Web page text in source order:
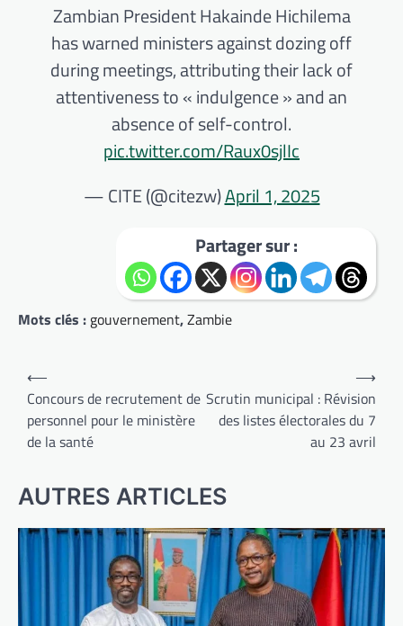
Zambian President Hakainde Hichilema
has warned ministers against dozing off
during meetings, attributing their lack of
attentiveness to « indulgence » and an
absence of self-control.
pic.twitter.com/Raux0sjlIc
— CITE (@citezw)April 1, 2025
Partager sur :
Mots clés : gouvernement,Zambie
Navigation
de
l’article
⟵
Concours de recrutement de
personnel pour le ministère
de la santé
Scrutin municipal : Révision
des listes électorales du 7
au 23 avril
⟶
AUTRES ARTICLES